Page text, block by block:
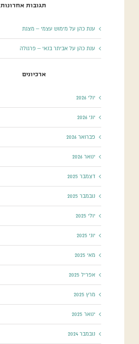
תגובות אחרונות
ענת כהן על מימוש עצמי – מצגת
ענת כהן על אביתר בנאי – פרגולה
ארכיונים
יולי 2026
יוני 2026
פברואר 2026
ינואר 2026
דצמבר 2025
נובמבר 2025
יולי 2025
יוני 2025
מאי 2025
אפריל 2025
מרץ 2025
ינואר 2025
נובמבר 2024